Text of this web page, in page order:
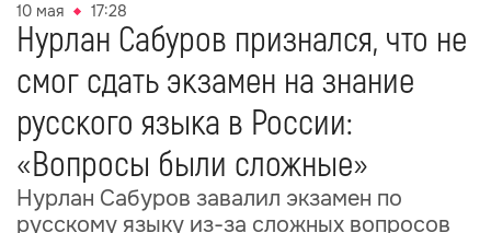
10 мая 17:28
Нурлан Сабуров признался, что не
смог сдать экзамен на знание
русского языка в России:
«Вопросы были сложные»
Нурлан Сабуров завалил экзамен по
русскому языку из-за сложных вопросов